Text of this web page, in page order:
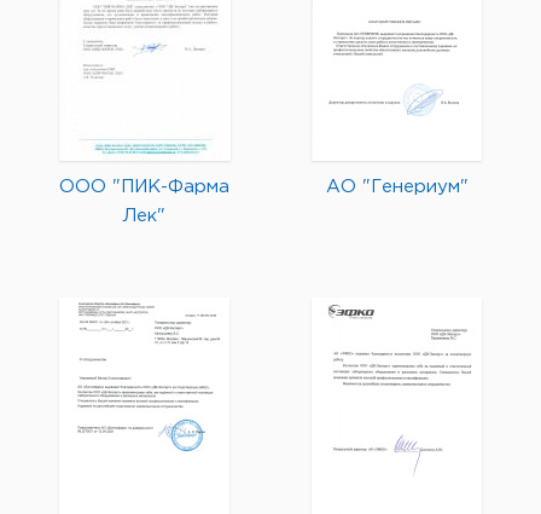
ООО "ПИК-Фарма
Лек"
АО "Генериум"